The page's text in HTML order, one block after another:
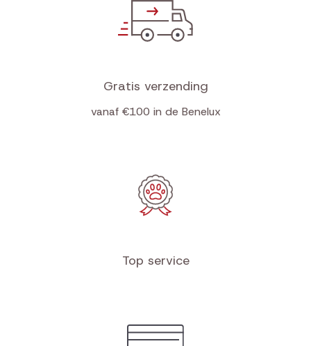
Gratis verzending
vanaf €100 in de Benelux
Top service